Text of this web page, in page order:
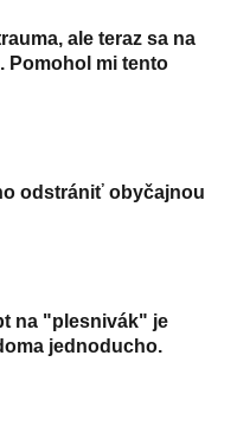
ale teraz sa na
Pomohol mi tento
odstrániť obyčajnou
na "plesnivák" je
jednoducho.